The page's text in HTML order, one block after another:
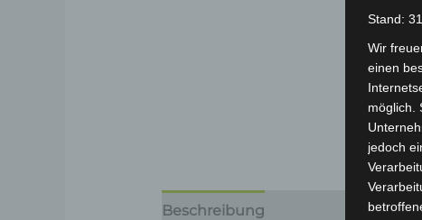
Beschreibung Produktsicherheit
Stand:
Wir
einen
möglich.
jedoch